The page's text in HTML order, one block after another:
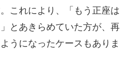
これにより、「もう正座は
とあきらめていた方が、再
うになったケースもありま